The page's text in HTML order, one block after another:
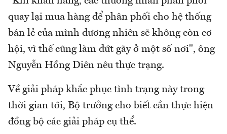
quay lại mua hàng để phân phối cho hệ thống
bán lẻ của mình đương nhiên sẽ không còn cơ
hội, vì thế cũng làm đứt gãy ở một số nơi", ông
Nguyễn Hồng Diên nêu thực trạng.
Về giải pháp khắc phục tình trạng này trong
thời gian tới, Bộ trưởng cho biết cần thực hiện
đồng bộ các giải pháp cụ thể.